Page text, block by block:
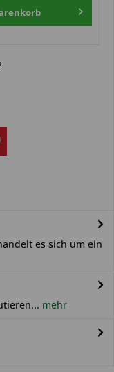
es sich um ein
mehr